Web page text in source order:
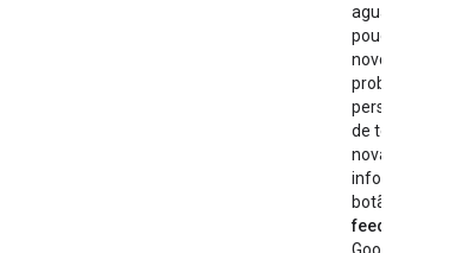
aguarde um
pouco e
novo. Se o
problema
persistir
de tentar
novamente,
informe
botão
feedback